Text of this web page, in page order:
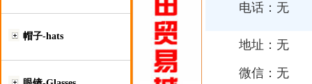
帽子-hats
电话： 无
地址： 无
微信： 无